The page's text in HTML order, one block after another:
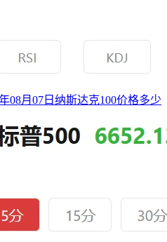
08月07日纳斯达克100价格多少